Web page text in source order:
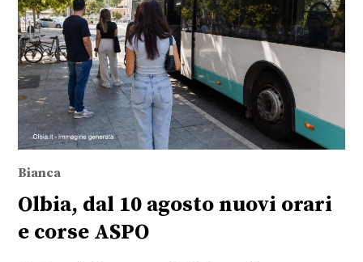
Bianca
Olbia, dal 10 agosto nuovi orari
e corse ASPO